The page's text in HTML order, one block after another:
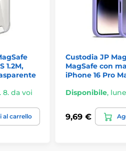
per le impronte digitali
tuo telefono apparirà sempre
a brillare in ogni riunione
etecnologia di assorbimento
chiave di questa
efficacemente la forza
immediatamente. Caduta
Il tuo telefono rimarrà al
situazione in cui ti trovi.
1.2M,
8. da voi
al carrello
Custodia JP
MagSafe con
iPhone 16 Pro
Disponibile,
9,69 €